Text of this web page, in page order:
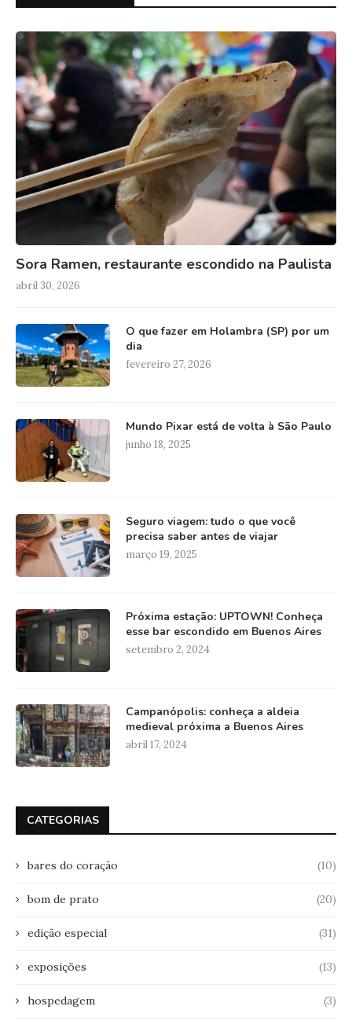
Sora Ramen, restaurante escondido na Paulista
abril 30, 2026
O que fazer em Holambra (SP) por um
dia
fevereiro 27, 2026
Mundo Pixar está de volta à São Paulo
junho 18, 2025
Seguro viagem: tudo o que você
precisa saber antes de viajar
março 19, 2025
Próxima estação: UPTOWN! Conheça
esse bar escondido em Buenos Aires
setembro 2, 2024
Campanópolis: conheça a aldeia
medieval próxima a Buenos Aires
abril 17, 2024
CATEGORIAS
bares do coração (10)
bom de prato (20)
edição especial (31)
exposições (13)
hospedagem (3)